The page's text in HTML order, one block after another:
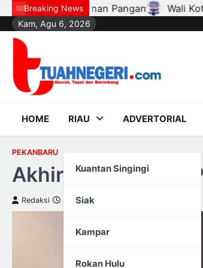
Skip
content
Breaking News
Kota Agung Nugroho Lantik Hampir
Kam, Agu 6, 2026
HOME RIAU
Kuantan Singingi
Siak
Kampar
Rokan Hulu
ADVERTORIAL
PEKANBARU
Akhirnya, Direktur
Redaksi 17 Februari 2023